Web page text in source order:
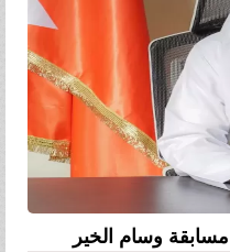
وسام الخير